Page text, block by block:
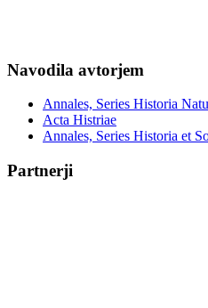
Navodila avtorjem
Annales, Series Historia
Acta Histriae
Annales, Series Historia et
Partnerji